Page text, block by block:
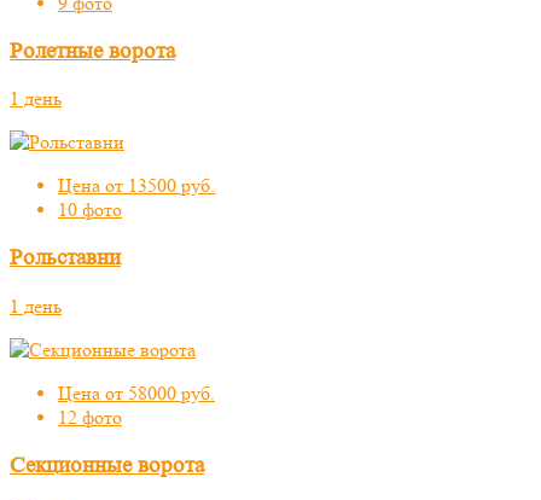
Ролетные ворота
1 день
Цена от 13500 руб.
10 фото
Рольставни
1 день
Цена от 58000 руб.
12 фото
Секционные ворота